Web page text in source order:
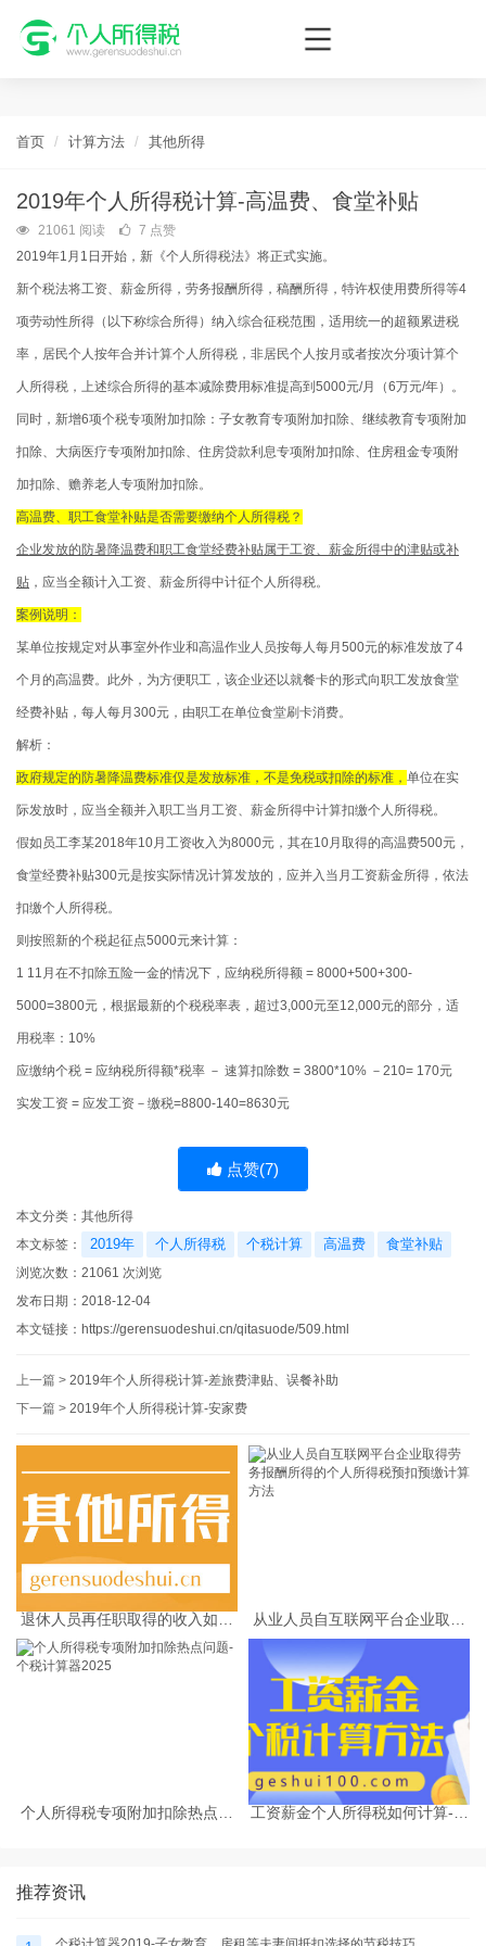
个人所得税网，最新个税资讯平台，您的个税管理专家！
首页 计算方法 其他所得
2019年个人所得税计算-高温费、食堂补贴
21061 阅读
7 点赞
2019年1月1日开始，新《个人所得税法》将正式实施。
新个税法将工资、薪金所得，劳务报酬所得，稿酬所得，特许权使用费所得等4
项劳动性所得（以下称综合所得）纳入综合征税范围，适用统一的超额累进税
率，居民个人按年合并计算个人所得税，非居民个人按月或者按次分项计算个
人所得税，上述综合所得的基本减除费用标准提高到5000元/月（6万元/年）。
同时，新增6项个税专项附加扣除：子女教育专项附加扣除、继续教育专项附加
扣除、大病医疗专项附加扣除、住房贷款利息专项附加扣除、住房租金专项附
加扣除、赡养老人专项附加扣除。
高温费、职工食堂补贴是否需要缴纳个人所得税？
企业发放的防暑降温费和职工食堂经费补贴属于工资、薪金所得中的津贴或补
贴 ，应当全额计入工资、薪金所得中计征个人所得税。
案例说明：
某单位按规定对从事室外作业和高温作业人员按每人每月500元的标准发放了4
个月的高温费。此外，为方便职工，该企业还以就餐卡的形式向职工发放食堂
经费补贴，每人每月300元，由职工在单位食堂刷卡消费。
解析：
政府规定的防暑降温费标准仅是发放标准，不是免税或扣除的标准， 单位在实
际发放时，应当全额并入职工当月工资、薪金所得中计算扣缴个人所得税。
假如员工李某2018年10月工资收入为8000元，其在10月取得的高温费500元，
食堂经费补贴300元是按实际情况计算发放的，应并入当月工资薪金所得，依法
扣缴个人所得税。
则按照新的个税起征点5000元来计算：
1 11月在不扣除五险一金的情况下，应纳税所得额 = 8000+500+300-
5000=3800元，根据最新的个税税率表，超过3,000元至12,000元的部分，适
用税率：10%
应缴纳个税 = 应纳税所得额*税率 － 速算扣除数 = 3800*10% －210= 170元
实发工资 = 应发工资－缴税=8800-140=8630元
点赞(7)
本文分类： 其他所得
本文标签：
2019年 个人所得税 个税计算 高温费 食堂补贴
浏览次数： 21061 次浏览
发布日期：2018-12-04
本文链接： https://gerensuodeshui.cn/qitasuode/509.html
上一篇 > 2019年个人所得税计算-差旅费津贴、误餐补助
下一篇 > 2019年个人所得税计算-安家费
退休人员再任职取得的收入如何
从业人员自互联网平台企业取得
劳务报酬所得的个人所得税预扣
预缴计算方法
个人所得税专项附加扣除热点问
工资薪金个人所得税如何计算-个
推荐资讯